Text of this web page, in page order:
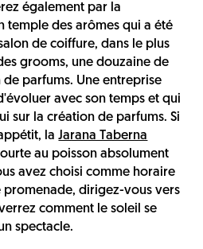
également par la
temple des arômes qui a été
de coiffure, dans le plus
grooms, une douzaine de
parfums. Une entreprise
avec son temps et qui
sur la création de parfums. Si
laJarana Taberna
au poisson absolument
avez choisi comme horaire
dirigez-vous vers
comment le soleil se
spectacle.